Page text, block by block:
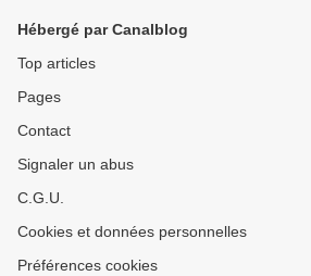
Hébergé par Canalblog
Top articles
Pages
Contact
Signaler un abus
C.G.U.
Cookies et données personnelles
Préférences cookies